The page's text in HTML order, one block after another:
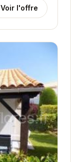
Voir l'offre